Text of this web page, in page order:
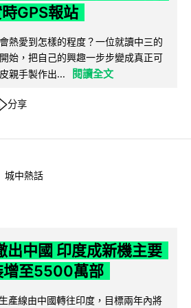
GPS報站
熱愛到怎樣的程度？一位就讀中三的
始，把自己的興趣一步步變成真正可
親手製作出...
閱讀全文
分享
城中熱話
出中國 印度成新機主要
增至5500萬部
產線由中國轉往印度，目標兩年內將